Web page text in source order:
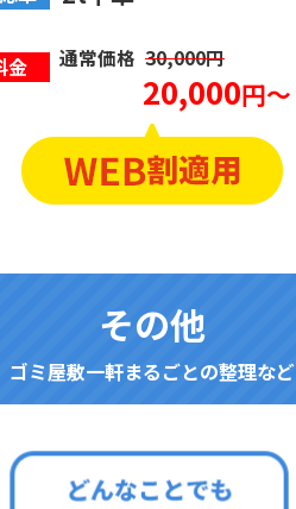
金 通常価格 30,000円
20,000円～
その他
ゴミ屋敷一軒まるごとの整理など